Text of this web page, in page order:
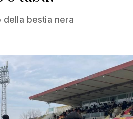
della bestia nera